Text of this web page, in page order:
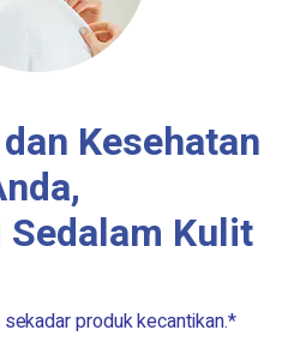
Kesehatan
Kulit
produk kecantikan.*